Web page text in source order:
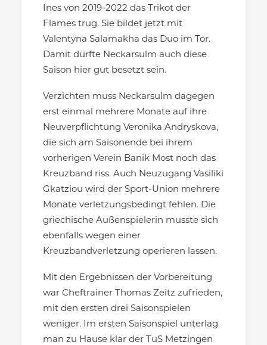
Ines von 2019-2022 das Trikot der
Flames trug. Sie bildet jetzt mit
Valentyna Salamakha das Duo im Tor.
Damit dürfte Neckarsulm auch diese
Saison hier gut besetzt sein.
Verzichten muss Neckarsulm dagegen
erst einmal mehrere Monate auf ihre
Neuverpflichtung Veronika Andryskova,
die sich am Saisonende bei ihrem
vorherigen Verein Banik Most noch das
Kreuzband riss. Auch Neuzugang Vasiliki
Gkatziou wird der Sport-Union mehrere
Monate verletzungsbedingt fehlen. Die
griechische Außenspielerin musste sich
ebenfalls wegen einer
Kreuzbandverletzung operieren lassen.
Mit den Ergebnissen der Vorbereitung
war Cheftrainer Thomas Zeitz zufrieden,
mit den ersten drei Saisonspielen
weniger. Im ersten Saisonspiel unterlag
man zu Hause klar der TuS Metzingen